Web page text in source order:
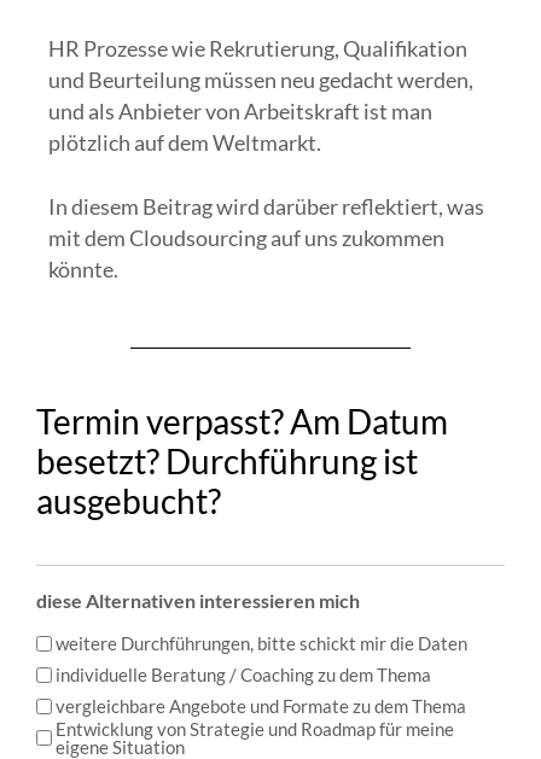
HR Prozesse wie Rekrutierung, Qualifikation
und Beurteilung müssen neu gedacht werden,
und als Anbieter von Arbeitskraft ist man
plötzlich auf dem Weltmarkt.
In diesem Beitrag wird darüber reflektiert, was
mit dem Cloudsourcing auf uns zukommen
könnte.
Termin verpasst? Am Datum
besetzt? Durchführung ist
ausgebucht?
diese Alternativen interessieren mich
weitere Durchführungen, bitte schickt mir die Daten
individuelle Beratung / Coaching zu dem Thema
vergleichbare Angebote und Formate zu dem Thema
Entwicklung von Strategie und Roadmap für meine
eigene Situation